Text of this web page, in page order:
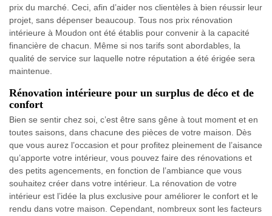
prix du marché. Ceci, afin d’aider nos clientèles à bien réussir leur
projet, sans dépenser beaucoup. Tous nos prix rénovation
intérieure à Moudon ont été établis pour convenir à la capacité
financière de chacun. Même si nos tarifs sont abordables, la
qualité de service sur laquelle notre réputation a été érigée sera
maintenue.
Rénovation intérieure pour un surplus de déco et de
confort
Bien se sentir chez soi, c’est être sans gêne à tout moment et en
toutes saisons, dans chacune des pièces de votre maison. Dès
que vous aurez l’occasion et pour profitez pleinement de l’aisance
qu’apporte votre intérieur, vous pouvez faire des rénovations et
des petits agencements, en fonction de l’ambiance que vous
souhaitez créer dans votre intérieur. La rénovation de votre
intérieur est l’idée la plus exclusive pour améliorer le confort et le
rendu dans votre maison. Cependant, nombreux sont les facteurs